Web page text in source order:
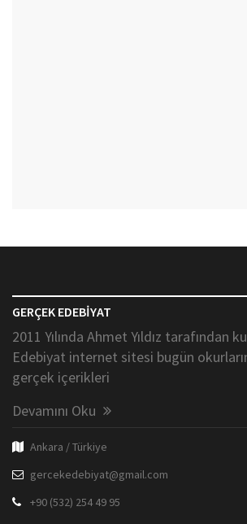
GERÇEK EDEBİYAT
2011 Yılında Ahmet Yıldız tarafından
Edebiyat internet sitesi bugün
gerçek içerikleri
Devamını Oku
Ankara / Türkiye
gercekedebiyat@gmail.com
+90 (532) 254 49 95